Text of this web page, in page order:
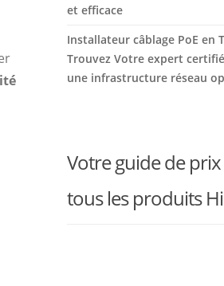
et efficace
Installateur câblage PoE en
Trouvez Votre expert
une infrastructure réseau
Votre guide de
tous les produits